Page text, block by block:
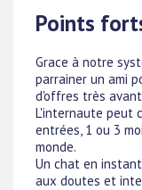
Points
Grace à notre
parrainer un ami
d'offres très
L'internaute peut
entrées, 1 ou 3
monde.
Un chat en
aux doutes et